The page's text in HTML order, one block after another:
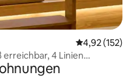
4,92 (152)
erreichbar, 4 Linien
direkte Verbindung
zu allen